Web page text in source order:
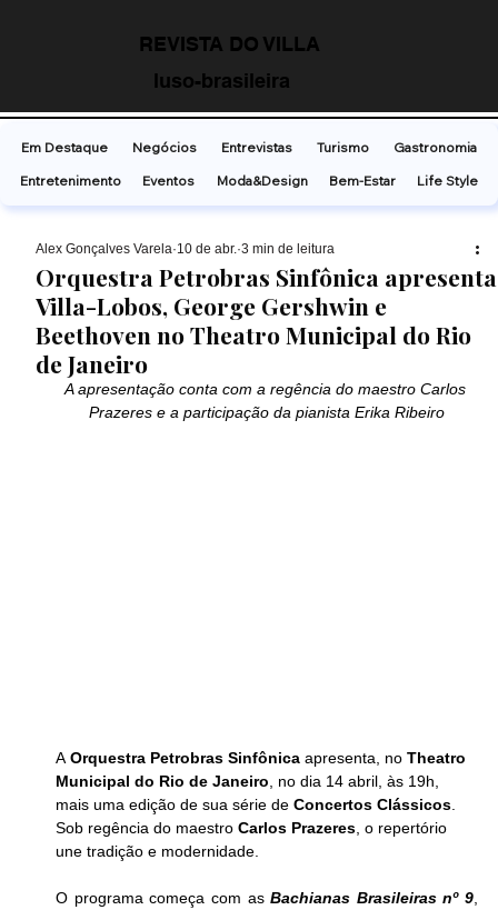
REVISTA DO VILLA
luso-brasileira
Orquestra Petrobras Sinfônica apresenta
Villa-Lobos, George Gershwin e
Beethoven no Theatro Municipal do Rio
de Janeiro
Alex Gonçalves Varela 10 de abr. 3 min de leitura
A apresentação conta com a regência do maestro Carlos
Prazeres e a participação da pianista Erika Ribeiro
A Orquestra Petrobras Sinfônica apresenta, no Theatro
Municipal do Rio de Janeiro , no dia 14 abril, às 19h,
mais uma edição de sua série de Concertos Clássicos
Sob regência do maestro Carlos Prazeres , o repertório
une tradição e modernidade.
O programa começa com as Bachianas Brasileiras nº 9
Em Destaque Negócios Entrevistas Turismo
Gastronomia
Entretenimento
Eventos Moda&Design Bem-Estar Life Style